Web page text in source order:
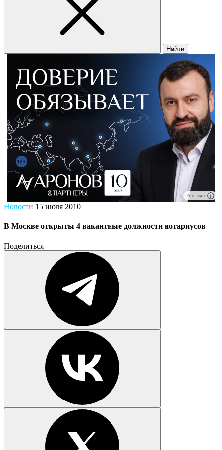
Найти
Реклама
Новости 15 июля 2010
В Москве открыты 4 вакантные должности нотариусов
Поделиться